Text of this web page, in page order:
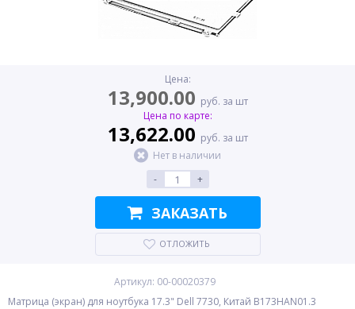
Цена:
13,900.00 руб. за шт
Цена по карте:
13,622.00 руб. за шт
Нет в наличии
-
+
ЗАКАЗАТЬ
ОТЛОЖИТЬ
Артикул: 00-00020379
Матрица (экран) для ноутбука 17.3" Dell 7730, Китай B173HAN01.3